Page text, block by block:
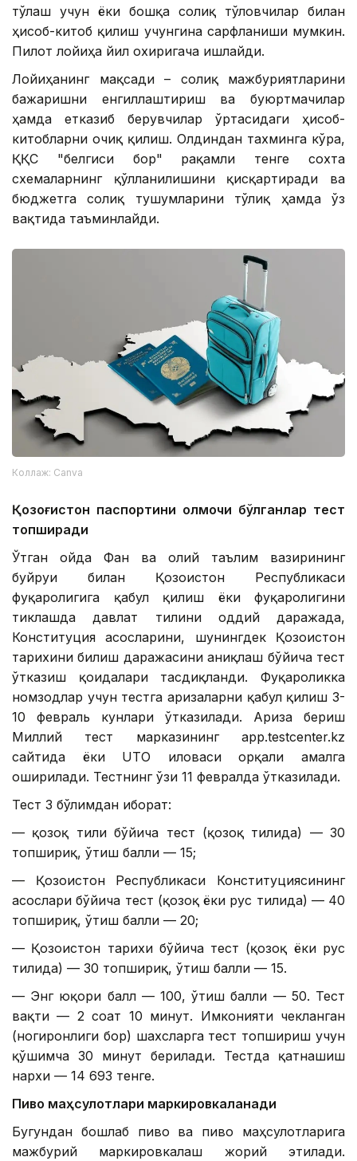
тўлаш учун ёки бошқа солиқ тўловчилар билан
ҳисоб-китоб қилиш учунгина сарфланиши мумкин.
Пилот лойиҳа йил охиригача ишлайди.
Лойиҳанинг мақсади – солиқ мажбуриятларини
бажаришни енгиллаштириш ва буюртмачилар
ҳамда етказиб берувчилар ўртасидаги ҳисоб-
китобларни очиқ қилиш. Олдиндан тахминга кўра,
ҚҚС "белгиси бор" рақамли тенге сохта
схемаларнинг қўлланилишини қисқартиради ва
бюджетга солиқ тушумларини тўлиқ ҳамда ўз
вақтида таъминлайди.
Коллаж: Canva
Қозоғистон паспортини олмоқчи бўлганлар тест
топширади
Ўтган ойда Фан ва олий таълим вазирининг
буйруғи билан Қозоғистон Республикаси
фуқаролигига қабул қилиш ёки фуқаролигини
тиклашда давлат тилини оддий даражада,
Конституция асосларини, шунингдек Қозоғистон
тарихини билиш даражасини аниқлаш бўйича тест
ўтказиш қоидалари тасдиқланди. Фуқароликка
номзодлар учун тестга аризаларни қабул қилиш 3-
10 февраль кунлари ўтказилади. Ариза бериш
Миллий тест марказининг app.testcenter.kz
сайтида ёки UTO иловаси орқали амалга
оширилади. Тестнинг ўзи 11 февралда ўтказилади.
Тест 3 бўлимдан иборат:
— қозоқ тили бўйича тест (қозоқ тилида) — 30
топшириқ, ўтиш балли — 15;
— Қозоғистон Республикаси Конституциясининг
асослари бўйича тест (қозоқ ёки рус тилида) — 40
топшириқ, ўтиш балли — 20;
— Қозоғистон тарихи бўйича тест (қозоқ ёки рус
тилида) — 30 топшириқ, ўтиш балли — 15.
— Энг юқори балл — 100, ўтиш балли — 50. Тест
вақти — 2 соат 10 минут. Имконияти чекланган
(ногиронлиги бор) шахсларга тест топшириш учун
қўшимча 30 минут берилади. Тестда қатнашиш
нархи — 14 693 тенге.
Пиво маҳсулотлари маркировкаланади
Бугундан бошлаб пиво ва пиво маҳсулотларига
мажбурий маркировкалаш жорий этилади.